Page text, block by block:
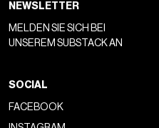
NEWSLETTER
MELDEN SIE SICH BEI
UNSEREM SUBSTACK AN
SOCIAL
FACEBOOK